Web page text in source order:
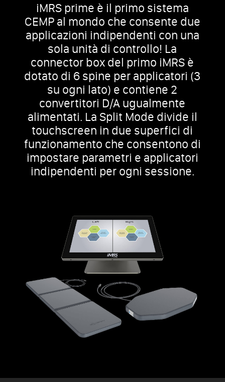
iMRS prime è il primo sistema
CEMP al mondo che consente due
applicazioni indipendenti con una
sola unità di controllo! La
connector box del primo iMRS è
dotato di 6 spine per applicatori (3
su ogni lato) e contiene 2
convertitori D/A ugualmente
alimentati. La Split Mode divide il
touchscreen in due superfici di
funzionamento che consentono di
impostare parametri e applicatori
indipendenti per ogni sessione.